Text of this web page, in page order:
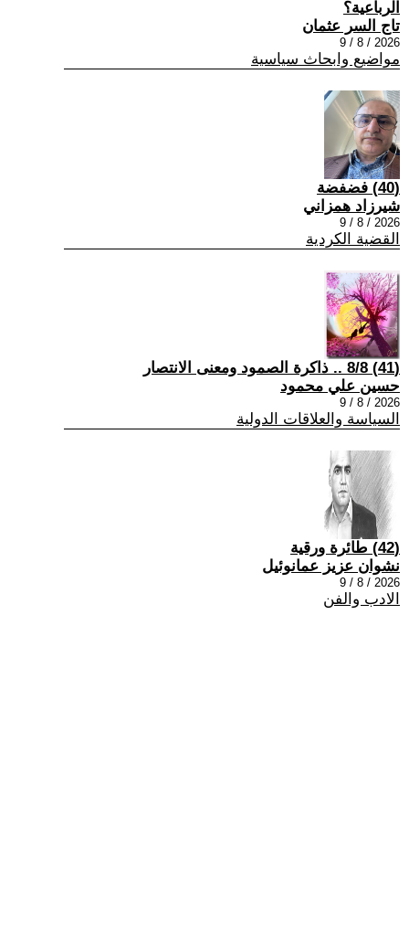
الرباعية؟
تاج السر عثمان
2026 / 8 / 9
مواضيع وابحاث سياسية
(40) فضفضة
شيرزاد همزاني
2026 / 8 / 9
القضية الكردية
(41) 8/8 .. ذاكرة الصمود ومعنى الانتصار
حسين علي محمود
2026 / 8 / 9
السياسة والعلاقات الدولية
(42) طائرة ورقية
نشوان عزيز عمانوئيل
2026 / 8 / 9
الادب والفن